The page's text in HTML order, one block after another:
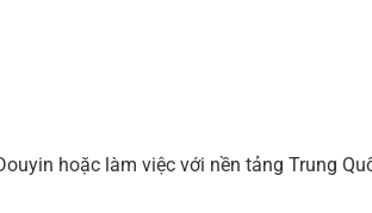
hoặc làm việc với nền tảng Trung